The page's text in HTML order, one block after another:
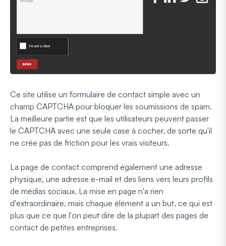
Ce site utilise un formulaire de contact simple avec un
champ CAPTCHA pour bloquer les soumissions de spam.
La meilleure partie est que les utilisateurs peuvent passer
le CAPTCHA avec une seule case à cocher, de sorte qu'il
ne crée pas de friction pour les vrais visiteurs.
La page de contact comprend également une adresse
physique, une adresse e-mail et des liens vers leurs profils
de médias sociaux. La mise en page n'a rien
d'extraordinaire, mais chaque élément a un but, ce qui est
plus que ce que l'on peut dire de la plupart des pages de
contact de petites entreprises.